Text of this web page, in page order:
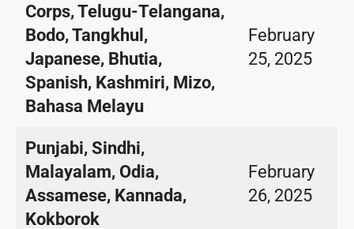
Corps, Telugu-Telangana,
Bodo, Tangkhul,
Japanese, Bhutia,
Spanish, Kashmiri, Mizo,
Bahasa Melayu
February
25, 2025
Punjabi, Sindhi,
Malayalam, Odia,
Assamese, Kannada,
Kokborok
February
26, 2025